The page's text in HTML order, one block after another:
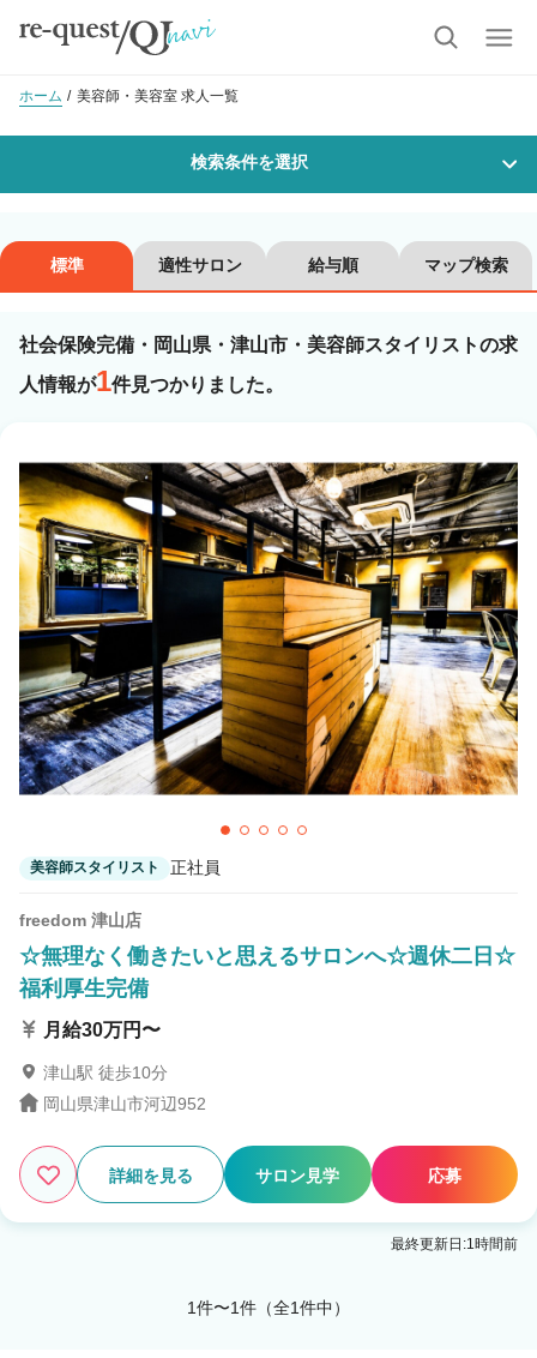
ホーム 美容師・美容室 求人一覧
検索条件を選択
沿線・駅を選択 市区町村を選択
津山市
職種・技能ランク
美容師スタイリスト 美容師アシスタント
カラーリスト フロント・レセプション
ヘアメイク・美容部員 アイリスト
ネイリスト エステティシャン
講師・インストラクター 営業・販売スタッフ・その他
雇用形態
正社員
業務委託・フリーランス
詳細条件
社会保険完備
この条件の求人数1件
標準 適性サロン 給与順 マップ検索
社会保険完備・岡山県・津山市・美容師スタイリストの求
人情報が1件見つかりました。
美容師スタイリスト 正社員
freedom 津山店
☆無理なく働きたいと思えるサロンへ☆週休二日☆
福利厚生完備
月給30万円〜
津山駅 徒歩10分
岡山県津山市河辺952
詳細を見る サロン見学 応募
最終更新日:1時間前
1件〜1件（全1件中）